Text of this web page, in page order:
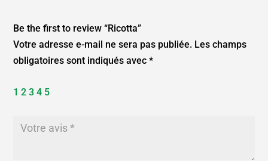
Be the first to review “Ricotta”
Votre adresse e-mail ne sera pas publiée. Les champs
obligatoires sont indiqués avec*
1 2 3 4 5